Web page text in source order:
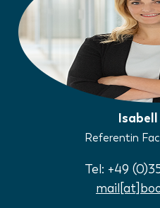
Referentin
Tel: +49